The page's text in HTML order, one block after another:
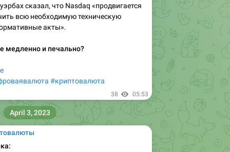
сказал, что Nasdaq «продвигается
всю необходимую техническую
акты».
медленно и печально?
#криптовалюта
38 05:53
April 3, 2023